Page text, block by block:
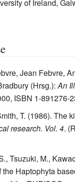
of Ireland,
Jean Febvre,
(Hrsg.): An
ISBN 1-891276-
T. (1986). The
research. Vol. 4.
Tsuzuki, M.,
Haptophyta